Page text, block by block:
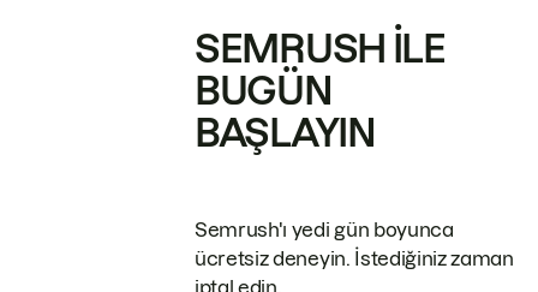
SEMRUSH ILE
BUGÜN
BAŞLAYIN
Semrush'ı yedi gün boyunca
ücretsiz deneyin. İstediğiniz zaman
iptal edin.